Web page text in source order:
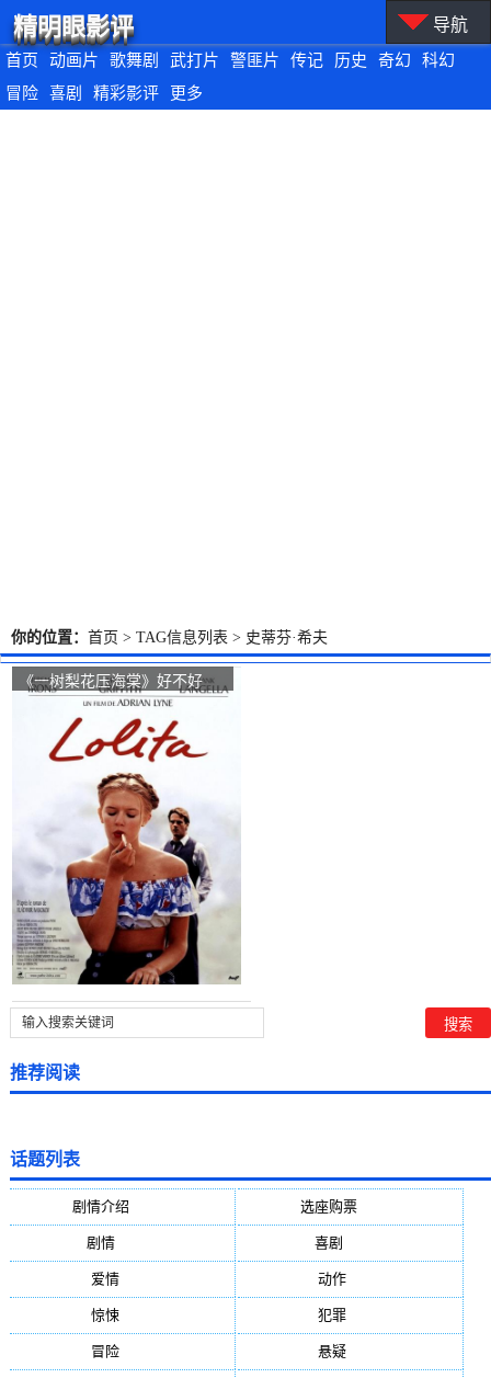
首页 动画片 歌舞剧 武打片 警匪片 传记 历史 奇幻
科幻
冒险
喜剧 精彩影评 更多
精明眼影评 导航
你的位置： 首页 > TAG信息列表 > 史蒂芬·希夫
《一树梨花压海棠》好不好
看？Lolita观众点评及剧本
推荐阅读
话题列表
剧情介绍 选座购票(5388)
剧情 喜剧
爱情(887) 动作
惊悚(648) 犯罪
冒险(377) 悬疑